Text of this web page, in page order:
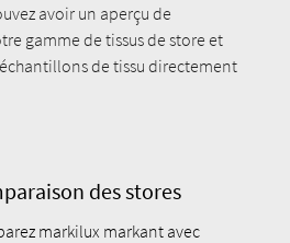
avoir un aperçu de
gamme de tissus de store et
de tissu directement
des stores
markilux markant avec